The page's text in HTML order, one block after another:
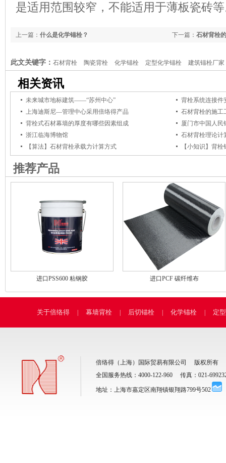
是适用范围较窄，不能适用于薄板瓷砖
下一篇： 石材背栓
上一篇： 什么是化学锚栓？
此文关键字： 石材背栓 陶瓷背栓 化学锚栓 定型化学锚栓 建筑锚栓厂家
相关资讯
未来城市地标建筑——“苏州中心”
背栓系统连接件
上海迪斯尼—管理中心采用倍络得产品
石材背栓的施工
背栓式石材幕墙的厚度有哪些因素组成
厦门市中国人民
浙江临海博物馆
石材背栓理论计
【算法】石材背栓承载力计算方式
【小知识】背
推荐产品
进口PSS600 粘钢胶 进口PCF 碳纤维布
关于倍络得 幕墙背栓 后切锚栓 化学锚栓 定
倍络得（上海）国际贸易有限公司
版权所有
全国服务热线： 4000-122-960 传真： 021-
地址： 上海市嘉定区南翔镇银翔路799号502